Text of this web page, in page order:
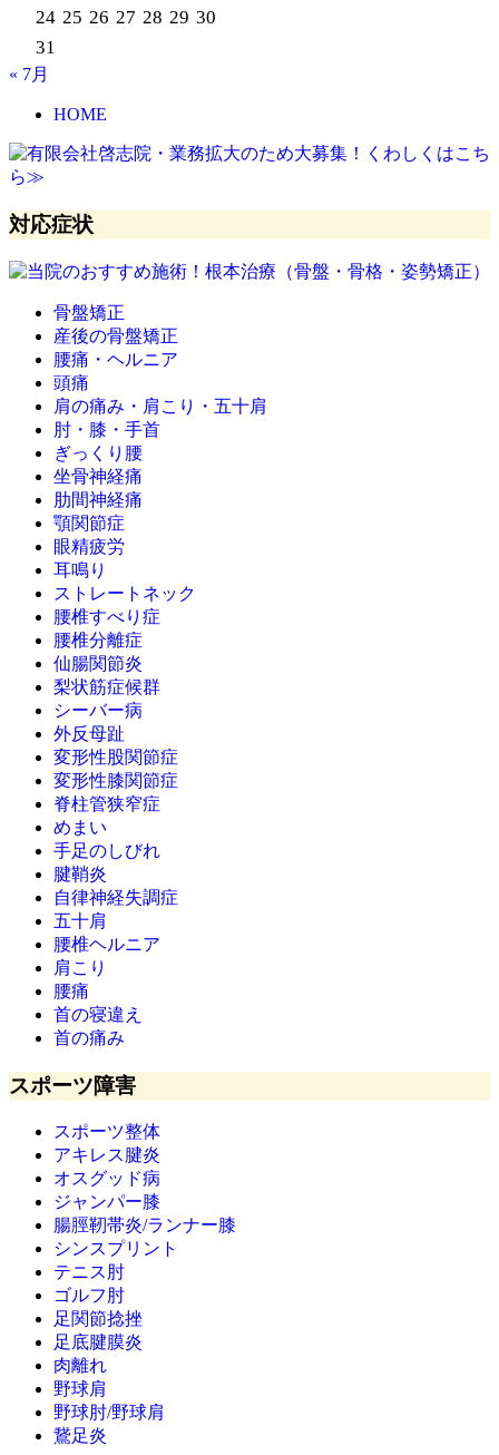
24 25 26 27 28 29 30
31
« 7月
HOME
対応症状
骨盤矯正
産後の骨盤矯正
腰痛・ヘルニア
頭痛
肩の痛み・肩こり・五十肩
肘・膝・手首
ぎっくり腰
坐骨神経痛
肋間神経痛
顎関節症
眼精疲労
耳鳴り
ストレートネック
腰椎すべり症
腰椎分離症
仙腸関節炎
梨状筋症候群
シーバー病
外反母趾
変形性股関節症
変形性膝関節症
脊柱管狭窄症
めまい
手足のしびれ
腱鞘炎
自律神経失調症
五十肩
腰椎ヘルニア
肩こり
腰痛
首の寝違え
首の痛み
スポーツ障害
スポーツ整体
アキレス腱炎
オスグッド病
ジャンパー膝
腸脛靭帯炎/ランナー膝
シンスプリント
テニス肘
ゴルフ肘
足関節捻挫
足底腱膜炎
肉離れ
野球肩
野球肘/野球肩
鵞足炎